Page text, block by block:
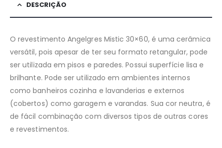
DESCRIÇÃO
O revestimento Angelgres Mistic 30×60, é uma cerâmica
versátil, pois apesar de ter seu formato retangular, pode
ser utilizada em pisos e paredes. Possui superfície lisa e
brilhante. Pode ser utilizado em ambientes internos
como banheiros cozinha e lavanderias e externos
(cobertos) como garagem e varandas. Sua cor neutra, é
de fácil combinação com diversos tipos de outras cores
e revestimentos.